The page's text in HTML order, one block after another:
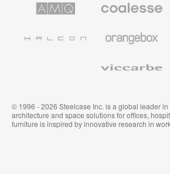
Solutions
Mobilier
Premium
© 1996 - 2026 Steelcase Inc. is a global leader
architecture and space solutions for offices,
furniture is inspired by innovative research in